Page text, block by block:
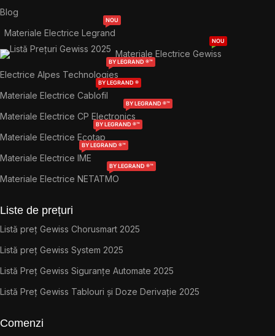
Blog
Materiale Electrice Legrand
NOU
Materiale Electrice Gewiss
NOU
Electrice Alpes Technologies
BY LEGRAND ®™
Materiale Electrice Cablofil
BY LEGRAND ®
Materiale Electrice CP Electronics
BY LEGRAND ®™
Materiale Electrice Ecotap
BY LEGRAND ®™
Materiale Electrice IME
BY LEGRAND ®™
Materiale Electrice NETATMO
BY LEGRAND ®™
Liste de prețuri
Listă preț Gewiss Chorusmart 2025
Listă preț Gewiss System 2025
Listă Preț Gewiss Siguranțe Automate 2025
Listă Preț Gewiss Tablouri și Doze Derivație 2025
Comenzi